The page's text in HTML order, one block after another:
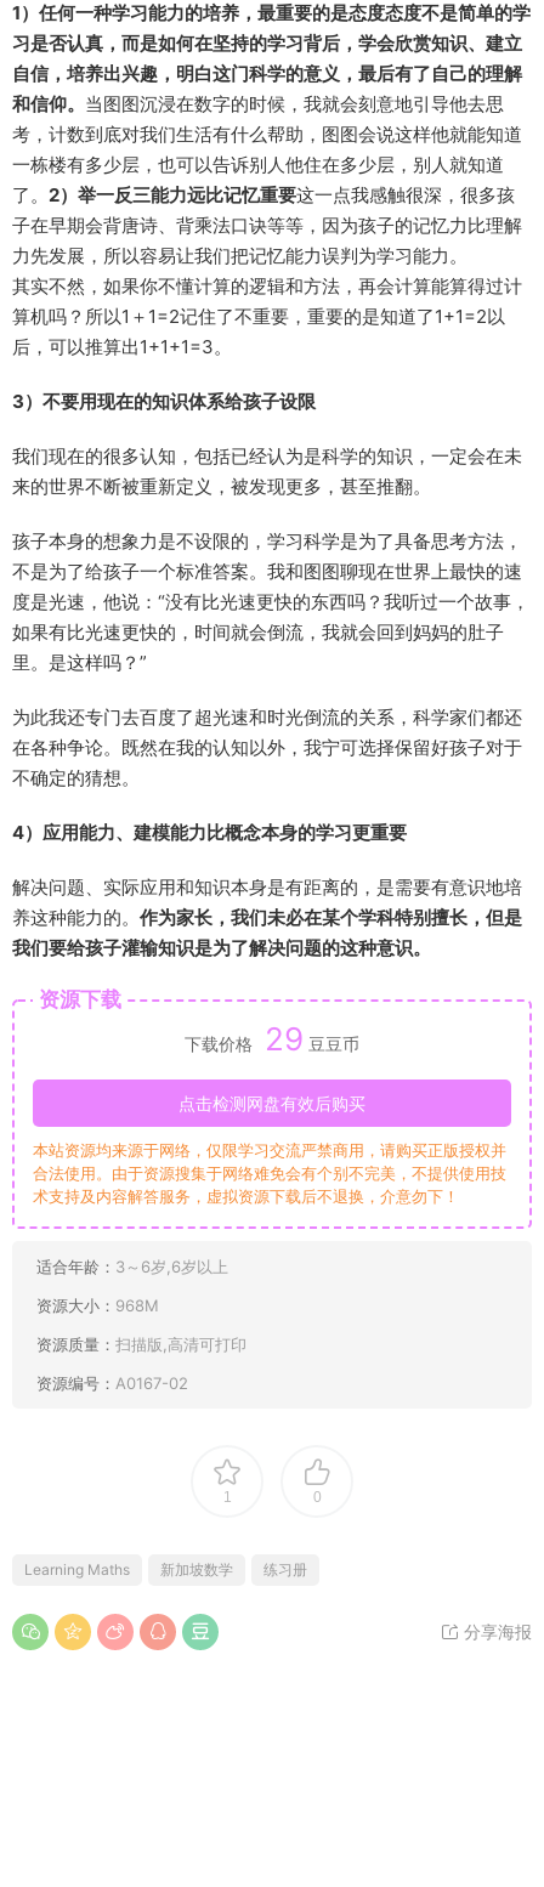
1）任何一种学习能力的培养，最重要的是态度态度不是简单的学
习是否认真，而是如何在坚持的学习背后，学会欣赏知识、建立
自信，培养出兴趣，明白这门科学的意义，最后有了自己的理解
和信仰。 当图图沉浸在数字的时候，我就会刻意地引导他去思
考，计数到底对我们生活有什么帮助，图图会说这样他就能知道
一栋楼有多少层，也可以告诉别人他住在多少层，别人就知道
了。 2）举一反三能力远比记忆重要这一点我感触很深，很多孩
子在早期会背唐诗、背乘法口诀等等，因为孩子的记忆力比理解
力先发展，所以容易让我们把记忆能力误判为学习能力。
其实不然，如果你不懂计算的逻辑和方法，再会计算能算得过计
算机吗？所以1＋1=2记住了不重要，重要的是知道了1+1=2以
后，可以推算出1+1+1=3。
3）不要用现在的知识体系给孩子设限
我们现在的很多认知，包括已经认为是科学的知识，一定会在未
来的世界不断被重新定义，被发现更多，甚至推翻。
孩子本身的想象力是不设限的，学习科学是为了具备思考方法，
不是为了给孩子一个标准答案。我和图图聊现在世界上最快的速
度是光速，他说：“没有比光速更快的东西吗？我听过一个故事，
如果有比光速更快的，时间就会倒流，我就会回到妈妈的肚子
里。是这样吗？”
为此我还专门去百度了超光速和时光倒流的关系，科学家们都还
在各种争论。既然在我的认知以外，我宁可选择保留好孩子对于
不确定的猜想。
4）应用能力、建模能力比概念本身的学习更重要
解决问题、实际应用和知识本身是有距离的，是需要有意识地培
养这种能力的。 作为家长，我们未必在某个学科特别擅长，但是
我们要给孩子灌输知识是为了解决问题的这种意识。
资源下载
下载价格 29 豆豆币
点击检测网盘有效后购买
本站资源均来源于网络，仅限学习交流严禁商用，请购买正版授权并
合法使用。由于资源搜集于网络难免会有个别不完美，不提供使用技
术支持及内容解答服务，虚拟资源下载后不退换，介意勿下！
适合年龄： 3～6岁,6岁以上
资源大小： 968M
资源质量： 扫描版,高清可打印
资源编号： A0167-02
1 0
Learning Maths 新加坡数学 练习册
分享海报